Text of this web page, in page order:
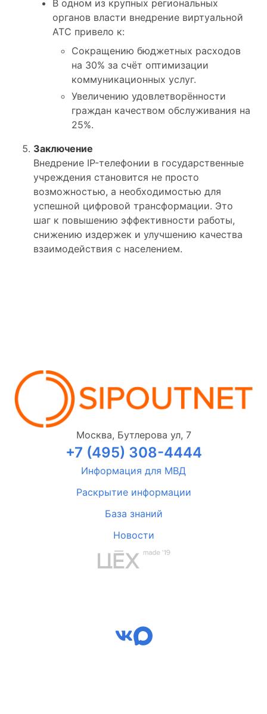
В одном из крупных региональных
органов власти внедрение виртуальной
АТС привело к:
Сокращению бюджетных расходов
на 30% за счёт оптимизации
коммуникационных услуг.
Увеличению удовлетворённости
граждан качеством обслуживания на
25%.
Заключение
Внедрение IP-телефонии в государственные
учреждения становится не просто
возможностью, а необходимостью для
успешной цифровой трансформации. Это
шаг к повышению эффективности работы,
снижению издержек и улучшению качества
взаимодействия с населением.
Москва, Бутлерова ул, 7
+7 (495) 308-4444
Информация для МВД
Раскрытие информации
База знаний
Новости